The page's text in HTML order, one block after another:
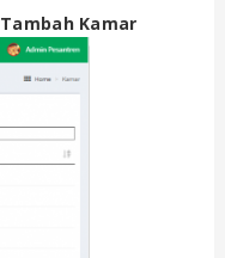
Tambah Kamar